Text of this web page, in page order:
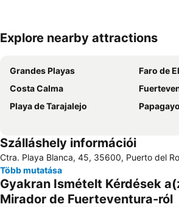
Nagy méretű térkép
Explore nearby attractions
Grandes Playas
Faro de
Costa Calma
Playa de Tarajalejo
Papagayo
Szálláshely információi
Ctra. Playa Blanca, 45, 35600, Puerto del
Több mutatása
Gyakran Ismételt Kérdések
Mirador de Fuerteventura-ról